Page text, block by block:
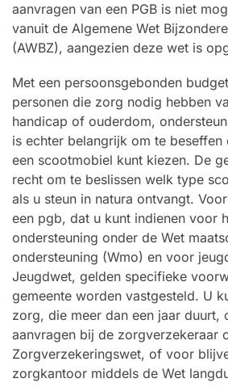
aanvragen van een PGB is niet
vanuit de Algemene Wet
(AWBZ), aangezien deze wet is
Met een persoonsgebonden
personen die zorg nodig hebben
handicap of ouderdom,
is echter belangrijk om te
een scootmobiel kunt kiezen. De
recht om te beslissen welk type
als u steun in natura ontvangt.
een pgb, dat u kunt indienen voor
ondersteuning onder de Wet
ondersteuning (Wmo) en voor
Jeugdwet, gelden specifieke
gemeente worden vastgesteld. U
zorg, die meer dan een jaar duurt,
aanvragen bij de zorgverzekeraar
Zorgverzekeringswet, of voor
zorgkantoor middels de Wet